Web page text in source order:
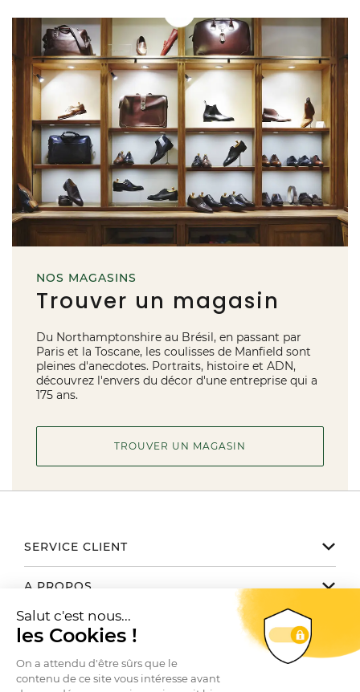
NOS MAGASINS
Trouver un magasin
Du Northamptonshire au Brésil, en passant par
Paris et la Toscane, les coulisses de Manfield sont
pleines d'anecdotes. Portraits, histoire et ADN,
découvrez l'envers du décor d'une entreprise qui a
175 ans.
TROUVER UN MAGASIN
SERVICE CLIENT
de 9h30 à 17h30 du lundi au vendredi
Emailhelp@bowen.fr
Téléphone 01 78 35 10 20
Questions fréquentes
A PROPOS
La marque
Autres marques du groupe
NOUS TROUVER / CONTACTER
Toutes nos boutiques
SUIVEZ-NOUS